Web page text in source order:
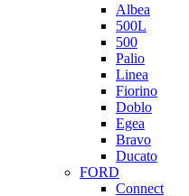
Albea
500L
500
Palio
Linea
Fiorino
Doblo
Egea
Bravo
Ducato
FORD
Connect